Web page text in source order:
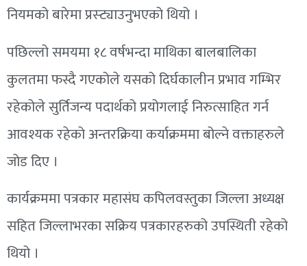
नियमको बारेमा प्रस्ट्याउनुभएको थियो ।
पछिल्लो समयमा १८ वर्षभन्दा माथिका बालबालिका
कुलतमा फस्दै गएकोले यसको दिर्घकालीन प्रभाव गम्भिर
रहेकोले सुर्तिजन्य पदार्थको प्रयोगलाई निरुत्साहित गर्न
आवश्यक रहेको अन्तरक्रिया कर्याक्रममा बोल्ने वक्ताहरुले
जोड दिए ।
कार्यक्रममा पत्रकार महासंघ कपिलवस्तुका जिल्ला अध्यक्ष
सहित जिल्लाभरका सक्रिय पत्रकारहरुको उपस्थिती रहेको
थियो ।